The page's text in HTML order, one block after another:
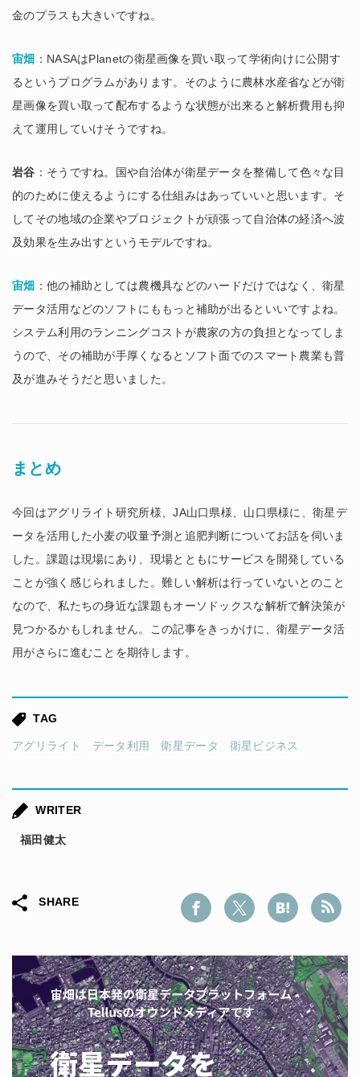
金のプラスも大きいですね。
宙畑 ：NASAはPlanetの衛星画像を買い取って学術向けに公開す
るというプログラムがあります。そのように農林水産省などが衛
星画像を買い取って配布するような状態が出来ると解析費用も抑
えて運用していけそうですね。
岩谷 ：そうですね。国や自治体が衛星データを整備して色々な目
的のために使えるようにする仕組みはあっていいと思います。そ
してその地域の企業やプロジェクトが頑張って自治体の経済へ波
及効果を生み出すというモデルですね。
宙畑 ：他の補助としては農機具などのハードだけではなく、衛星
データ活用などのソフトにももっと補助が出るといいですよね。
システム利用のランニングコストが農家の方の負担となってしま
うので、その補助が手厚くなるとソフト面でのスマート農業も普
及が進みそうだと思いました。
まとめ
今回はアグリライト研究所様、JA山口県様、山口県様に、衛星デ
ータを活用した小麦の収量予測と追肥判断についてお話を伺いま
した。課題は現場にあり、現場とともにサービスを開発している
ことが強く感じられました。難しい解析は行っていないとのこと
なので、私たちの身近な課題もオーソドックスな解析で解決策が
見つかるかもしれません。この記事をきっかけに、衛星データ活
用がさらに進むことを期待します。
TAG
アグリライト データ利用 衛星データ 衛星ビジネス
WRITER
福田健太
SHARE